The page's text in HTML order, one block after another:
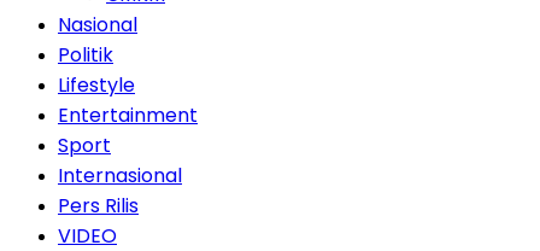
Nasional
Politik
Lifestyle
Entertainment
Sport
Internasional
Pers Rilis
VIDEO